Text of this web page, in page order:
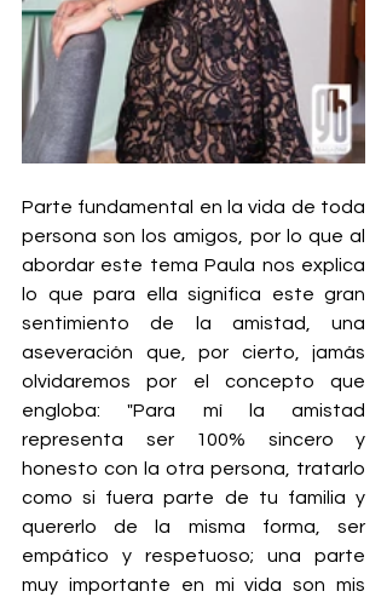
Parte fundamental en la vida de toda
persona son los amigos, por lo que al
abordar este tema Paula nos explica
lo que para ella significa este gran
sentimiento de la amistad, una
aseveración que, por cierto, jamás
olvidaremos por el concepto que
engloba: "Para mí la amistad
representa ser 100% sincero y
honesto con la otra persona, tratarlo
como si fuera parte de tu familia y
quererlo de la misma forma, ser
empático y respetuoso; una parte
muy importante en mi vida son mis